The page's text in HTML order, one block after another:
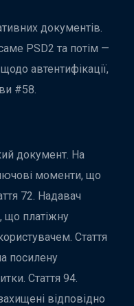
документів.
PSD2 та потім —
автентифікації,
#58.
документ. На
моменти, що
72. Надавач
що платіжну
Стаття
посилену
Стаття 94.
відповідно